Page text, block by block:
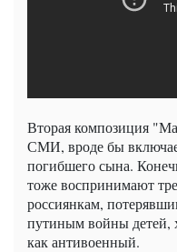
Вторая композиция
СМИ, вроде бы
погибшего сына.
тоже воспринимают
россиянкам,
путиным войны детей,
как антивоенный.